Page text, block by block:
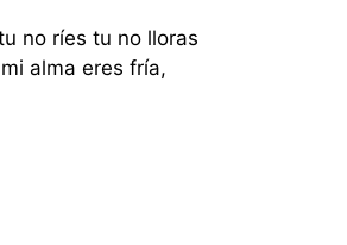
no ríes tu no lloras
alma eres fría,